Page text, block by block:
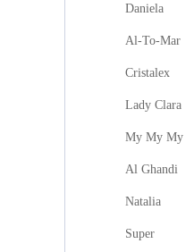
Daniela
Al-To-Mar
Cristalex
Lady Clara
My My My
Al Ghandi
Natalia
Super